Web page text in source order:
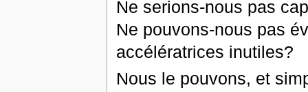
Ne serions-nous pas
Ne pouvons-nous pas
accélératrices inutiles?
Nous le pouvons, et